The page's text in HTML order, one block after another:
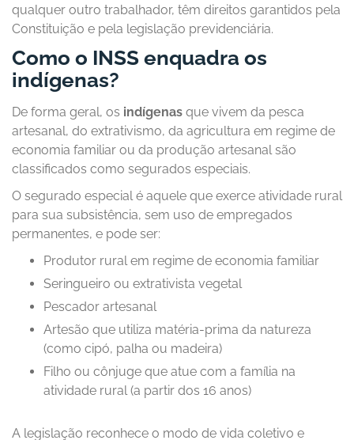
qualquer outro trabalhador, têm direitos garantidos pela
Constituição e pela legislação previdenciária.
Como o INSS enquadra os
indígenas?
De forma geral, os indígenas que vivem da pesca
artesanal, do extrativismo, da agricultura em regime de
economia familiar ou da produção artesanal são
classificados como segurados especiais.
O segurado especial é aquele que exerce atividade rural
para sua subsistência, sem uso de empregados
permanentes, e pode ser:
Produtor rural em regime de economia familiar
Seringueiro ou extrativista vegetal
Pescador artesanal
Artesão que utiliza matéria-prima da natureza
(como cipó, palha ou madeira)
Filho ou cônjuge que atue com a família na
atividade rural (a partir dos 16 anos)
A legislação reconhece o modo de vida coletivo e